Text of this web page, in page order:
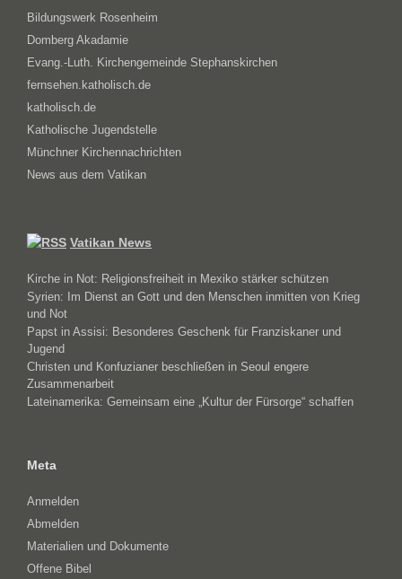
Bildungswerk Rosenheim
Domberg Akadamie
Evang.-Luth. Kirchengemeinde Stephanskirchen
fernsehen.katholisch.de
katholisch.de
Katholische Jugendstelle
Münchner Kirchennachrichten
News aus dem Vatikan
Vatikan News
Kirche in Not: Religionsfreiheit in Mexiko stärker schützen
Syrien: Im Dienst an Gott und den Menschen inmitten von Krieg
und Not
Papst in Assisi: Besonderes Geschenk für Franziskaner und
Jugend
Christen und Konfuzianer beschließen in Seoul engere
Zusammenarbeit
Lateinamerika: Gemeinsam eine „Kultur der Fürsorge“ schaffen
Meta
Anmelden
Abmelden
Materialien und Dokumente
Offene Bibel